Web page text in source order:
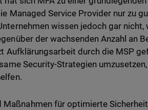
Managed Service Provider nur zu
wissen jedoch gar
der wachsenden Anzahl an
Aufklärungsarbeit durch die MSP
Security-Strategien
Maßnahmen für optimierte